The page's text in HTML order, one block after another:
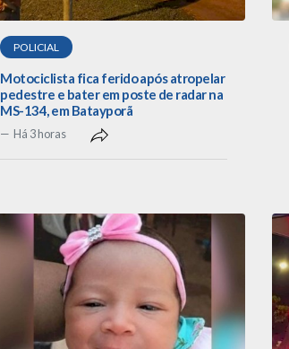
POLICIAL
Motociclista fica ferido após atropelar
pedestre e bater em poste de radar na
MS-134, em Batayporã
Há 3 horas